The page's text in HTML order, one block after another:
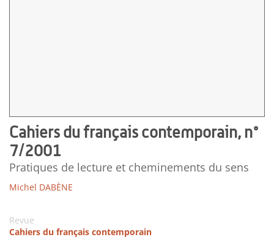
Cahiers du français contemporain, n°
7/2001
Pratiques de lecture et cheminements du sens
Michel DABÈNE
Revue
Cahiers du français contemporain